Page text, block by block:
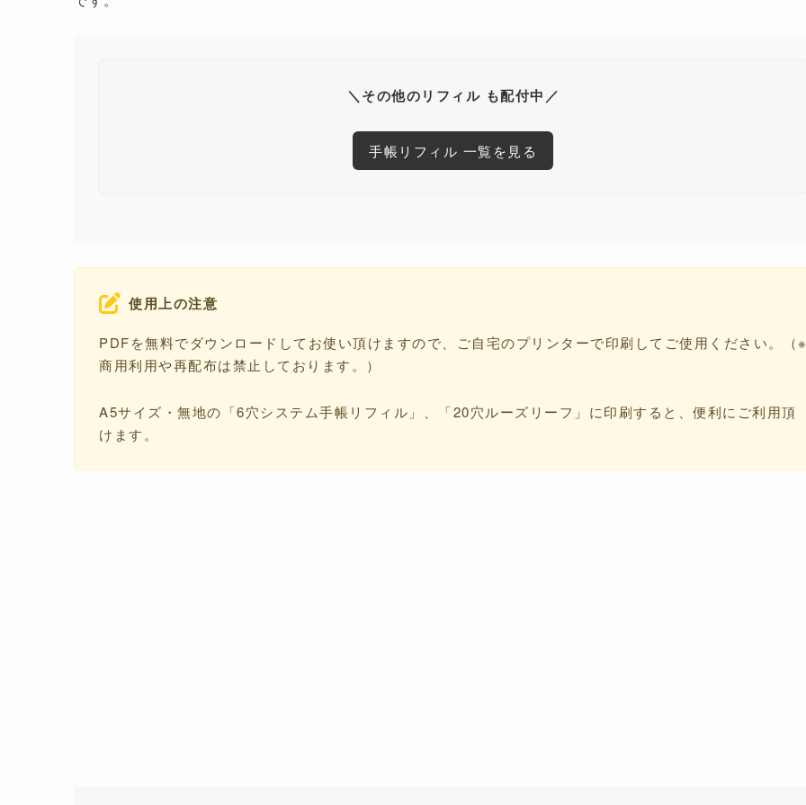
＼その他のリフィル も配付中／
手帳リフィル 一覧を見る
使用上の注意
PDFを無料でダウンロードしてお使い頂けますので、ご自宅のプリンターで印刷してご使用ください。（
商用利用や再配布は禁止しております。）
A5サイズ・無地の「6穴システム手帳リフィル」、「20穴ルーズリーフ」に印刷すると、便利にご利用頂
けます。